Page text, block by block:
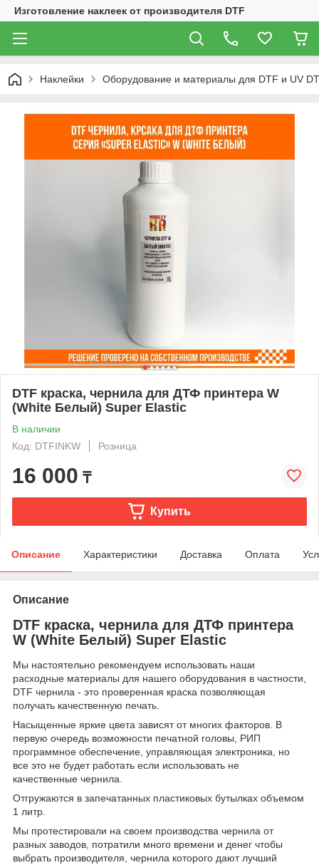
Изготовление наклеек от производителя DTF
Наклейки Оборудование и материалы для DTF и UV
DTF краска, чернила для ДТФ принтера W
(White Белый) Super Elastic
В наличии
Код: DTFINKW
Розница
16 000 ₸
Купить
Описание Характеристики Доставка Оплата
Описание
DTF краска, чернила для ДТФ принтера
W (White Белый) Super Elastic
Мы настоятельно рекомендуем использовать наши
расходные материалы для нашего оборудования в частности,
DTF чернила - это проверенная краска позволяющая
получать качественную печать.
Насыщенные яркие цвета зависят от многих факторов. В
первую очередь возможности печатной головы, РИП
программное обеспечение, управляющая электроника, но
все это не будет работать если использовать не
качественные чернила.
Отгружаются в запечатанных пластиковых бутылках объемом
1 литр.
Мы протестировали на своем производства чернила от
разных заводов, потратили много времени и денег чтобы
выбрать производителя, чернила которого дают лучший